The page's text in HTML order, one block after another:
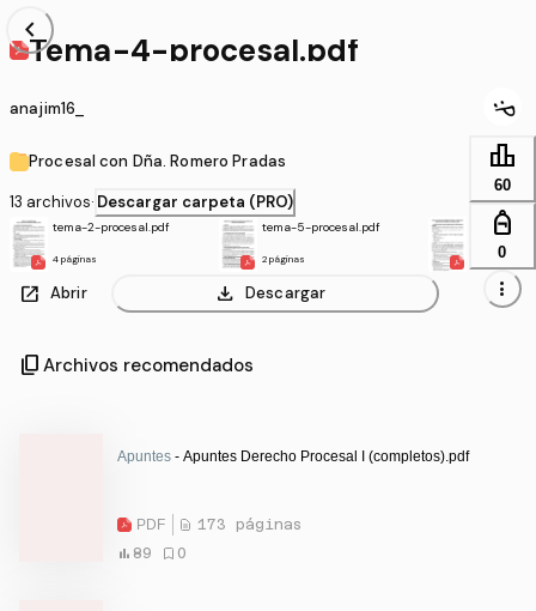
chevron_left
Tema-4-procesal.pdf
anajim16_
Procesal con Dña. Romero Pradas
13 archivos· Descargar carpeta (PRO)
tema-2-procesal.pdf
4 páginas
tema-5-procesal.pdf
2 páginas
Tema-6-
8 páginas
open_in_new Abrir download Descargar
leaderboard
60
personal_bag
0
more_vert
content_copy Archivos recomendados
Apuntes - Apuntes Derecho Procesal I (completos).pdf
PDF
173 páginas
89
0